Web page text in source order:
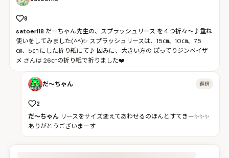
8
satoeri18 だーちゃん先生の、スプラッシュリース を４つ折々～♪重ね
使いをしてみました(^^)✨ スプラッシュリースは、15㎝、10㎝、7.5
㎝、5㎝ にした折り紙にて♪ 因みに、大きい方の ぽってりジンベイザ
メ さんは 26㎝の折り紙で折りました❤️
だ〜ちゃん 返信
2
だ〜ちゃん リースをサイズ変えてあわせるのほんとすてきー✨✨✨
ありがとうございまーす
投稿詳細を読み込んでいます